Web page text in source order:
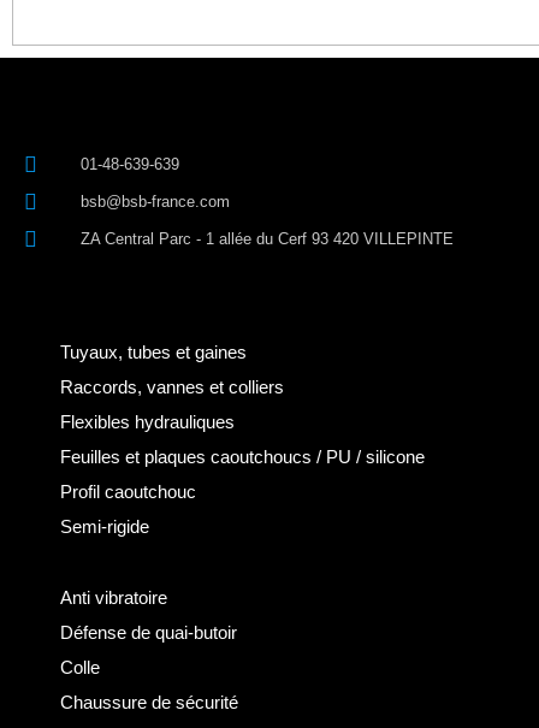
01-48-639-639
bsb@bsb-france.com
ZA Central Parc - 1 allée du Cerf 93 420 VILLEPINTE
Tuyaux, tubes et gaines
Raccords, vannes et colliers
Flexibles hydrauliques
Feuilles et plaques caoutchoucs / PU / silicone
Profil caoutchouc
Semi-rigide
Anti vibratoire
Défense de quai-butoir
Colle
Chaussure de sécurité